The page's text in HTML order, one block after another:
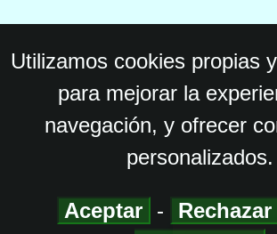
Utilizamos cookies propias
para mejorar la
navegación, y ofrecer
personalizados.
Aceptar - Rechazar